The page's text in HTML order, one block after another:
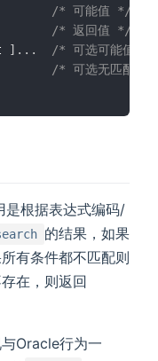
/* 可能值 */
/* 返回值 */
] . . .
/* 可选可能值/
/* 可选无匹配返
是根据表达式编码/
的结果，如果
所有条件都不匹配则
在，则返回
与Oracle行为一